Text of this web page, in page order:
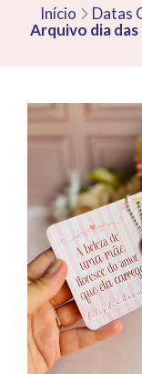
Início Datas
Arquivo dia das